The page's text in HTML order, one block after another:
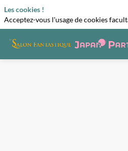
Les cookies !
Acceptez-vous l'usage de cookies